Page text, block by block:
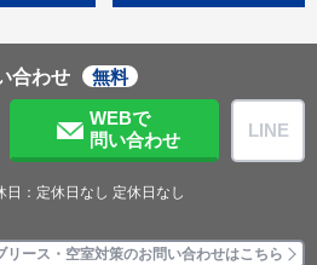
合わせ
無料
WEBで
問い合わせ
LINE
：定休日なし 定休日なし
リース・空室対策のお問い合わせはこちら